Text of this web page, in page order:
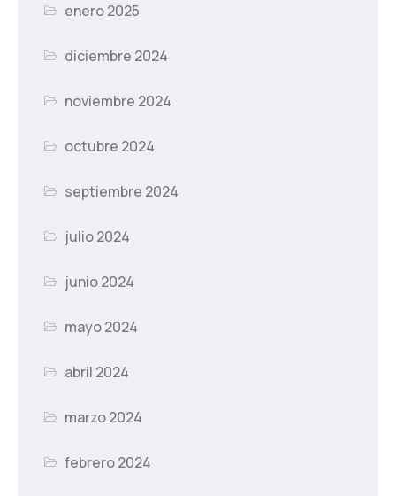
enero 2025
diciembre 2024
noviembre 2024
octubre 2024
septiembre 2024
julio 2024
junio 2024
mayo 2024
abril 2024
marzo 2024
febrero 2024